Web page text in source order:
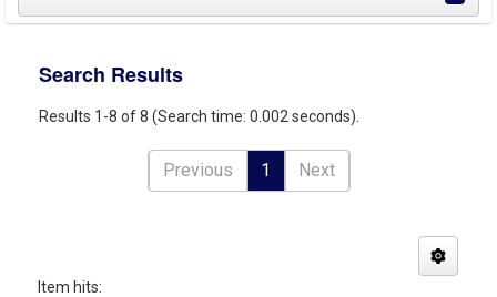
Search Results
Results 1-8 of 8 (Search time: 0.002 seconds).
Previous 1 Next
Item hits: